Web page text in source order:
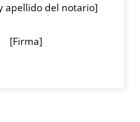
apellido del notario]
[Firma]